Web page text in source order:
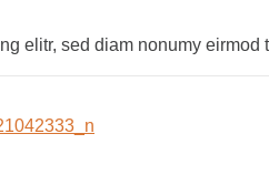
elitr, sed diam nonumy